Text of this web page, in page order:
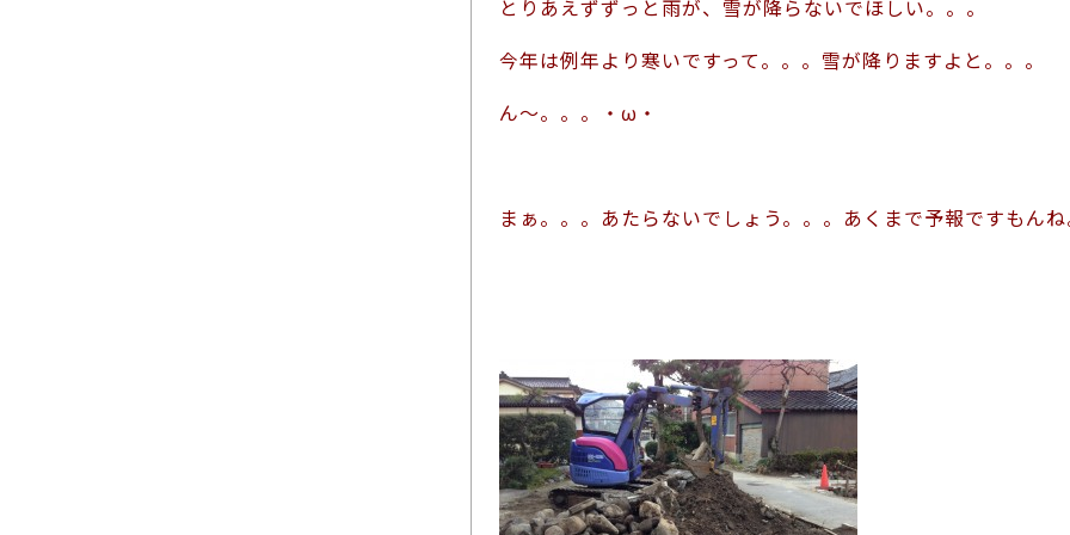
とりあえずずっと雨が、雪が降らないでほしい。。。
今年は例年より寒いですって。。。雪が降りますよと。。。
ん～。。。・ω・
まぁ。。。あたらないでしょう。。。あくまで予報ですもん